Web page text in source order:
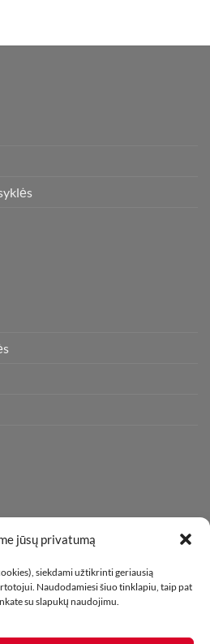
jūsų privatumą
siekdami užtikrinti geriausią
Naudodamiesi šiuo tinklapiu, taip pat
su slapukų naudojimu.
tik kokybiškiausius ir geriausius
kainą rinkoje. Prekes pristatome